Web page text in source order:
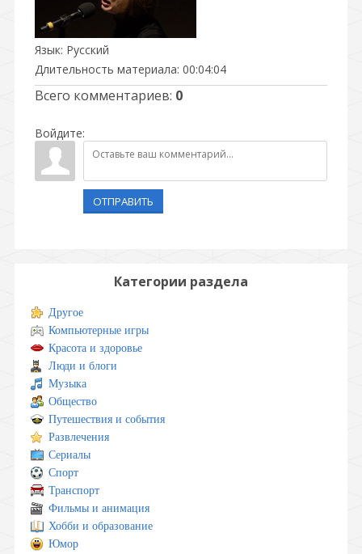
Язык: Русский
Длительность материала: 00:04:04
Всего комментариев: 0
Войдите:
ОТПРАВИТЬ
Категории раздела
Другое
Компьютерные игры
Красота и здоровье
Люди и блоги
Музыка
Общество
Путешествия и события
Развлечения
Сериалы
Спорт
Транспорт
Фильмы и анимация
Хобби и образование
Юмор